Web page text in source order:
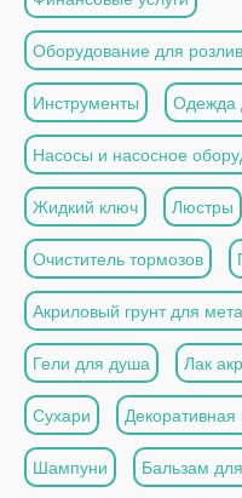
Оборудование для
Инструменты Одежда
Насосы и насосное
Жидкий ключ Люстры
Очиститель тормозов
Акриловый грунт для
Гели для душа Лак
Сухари Декоративная
Шампуни Бальзам